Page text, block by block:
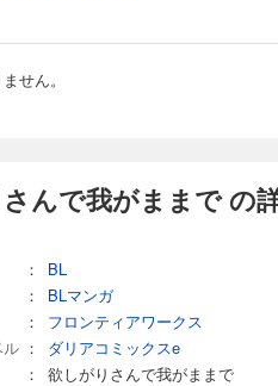
せん。
んで我がままで の
：
BL
：
BLマンガ
：
フロンティアワークス
：
ダリアコミックスe
：
欲しがりさんで我がままで